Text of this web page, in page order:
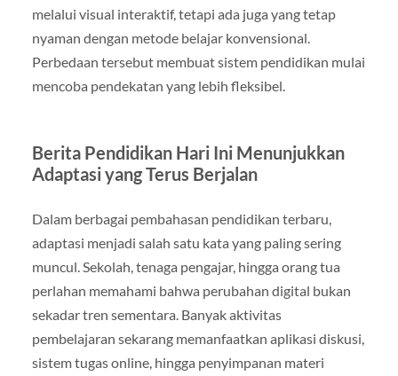
melalui visual interaktif, tetapi ada juga yang tetap
nyaman dengan metode belajar konvensional.
Perbedaan tersebut membuat sistem pendidikan mulai
mencoba pendekatan yang lebih fleksibel.
Berita Pendidikan Hari Ini Menunjukkan
Adaptasi yang Terus Berjalan
Dalam berbagai pembahasan pendidikan terbaru,
adaptasi menjadi salah satu kata yang paling sering
muncul. Sekolah, tenaga pengajar, hingga orang tua
perlahan memahami bahwa perubahan digital bukan
sekadar tren sementara. Banyak aktivitas
pembelajaran sekarang memanfaatkan aplikasi diskusi,
sistem tugas online, hingga penyimpanan materi